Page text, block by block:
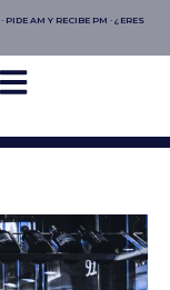
AM Y RECIBE PM · ¿ERES